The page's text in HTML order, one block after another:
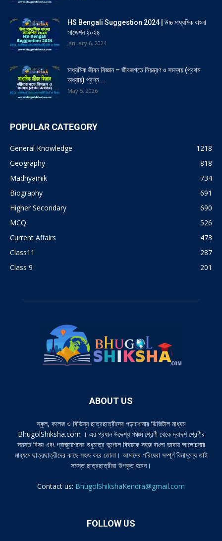
HS Bengali Suggestion 2024 | উচ্চ মাধ্যমিক বাংলা
সাজেশন ২০২৪
January 6, 2024
মাধ্যমিক জীবন বিজ্ঞান – জীবজগতে নিয়ন্ত্রণ ও সমন্বয় (প্রথম
অধ্যায়) প্রশ্ন...
May 5, 2026
POPULAR CATEGORY
General Knowledge
1218
Geography
818
Madhyamik
734
Biography
691
Higher Secondary
690
MCQ
526
Current Affairs
473
Class11
287
Class 9
201
ABOUT US
স্কুল, কলেজ ও বিভিন্ন ছাত্রছাত্রীদের পড়াশোনার ডিজিটাল মাধ্যম
BhugolShiksha.com । এর প্রধান উদ্দেশ্য পঞ্চম শ্রেণী থেকে দ্বাদশ শ্রেণীর
সমস্ত বিষয় এবং গ্রাজুয়েশনের শুধুমাত্র ভূগোল বিষয়কে সহজ বাংলা ভাষায় আলোচনার
মাধ্যমে ছাত্রছাত্রীদের কাছে সহজ করে তোলা। আমাদের পরিষেবা সম্পূর্ণ বিনামূল্যে তাই
সমস্ত ছাত্রছাত্রীরা উপকৃত হবেন।
Contact us: BhugolShikshaKendra@gmail.com
FOLLOW US